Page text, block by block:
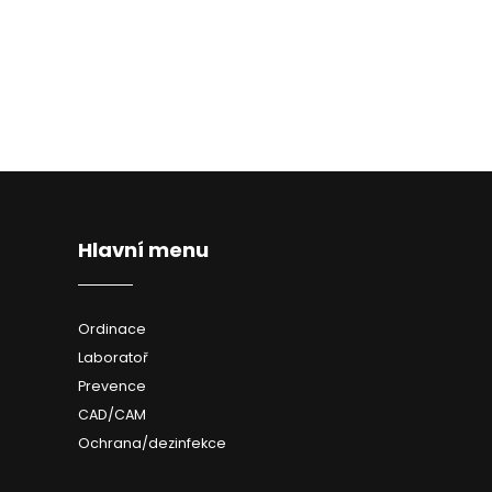
Hlavní menu
Ordinace
Laboratoř
Prevence
CAD/CAM
Ochrana/dezinfekce